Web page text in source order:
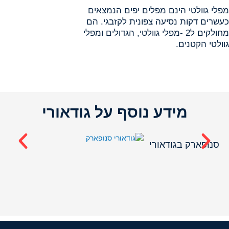
מפלי גוולטי הינם מפלים יפים הנמצאים
כעשרים דקות נסיעה צפונית לקזבגי. הם
מחולקים ל2 -מפלי גוולטי, הגדולים ומפלי
גוולטי הקטנים.
מידע נוסף על גודאורי
סנופארק בגודאורי